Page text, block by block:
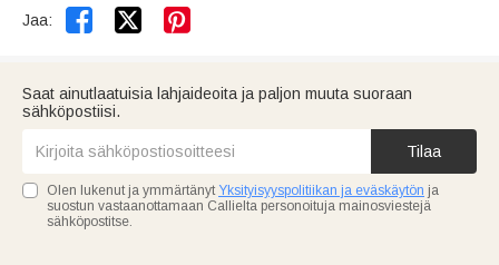
Jaa:  
Saat ainutlaatuisia lahjaideoita ja paljon muuta suoraan
sähköpostiisi.
Tilaa
Olen lukenut ja ymmärtänyt Yksityisyyspolitiikan ja eväskäytön ja
suostun vastaanottamaan Callielta personoituja mainosviestejä
sähköpostitse.